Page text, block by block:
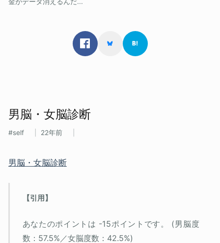
男脳・女脳診断
self 22年前
男脳・女脳診断
あなたのポイントは -15ポイントです。 (男脳度
数：57.5%／女脳度数：42.5%)